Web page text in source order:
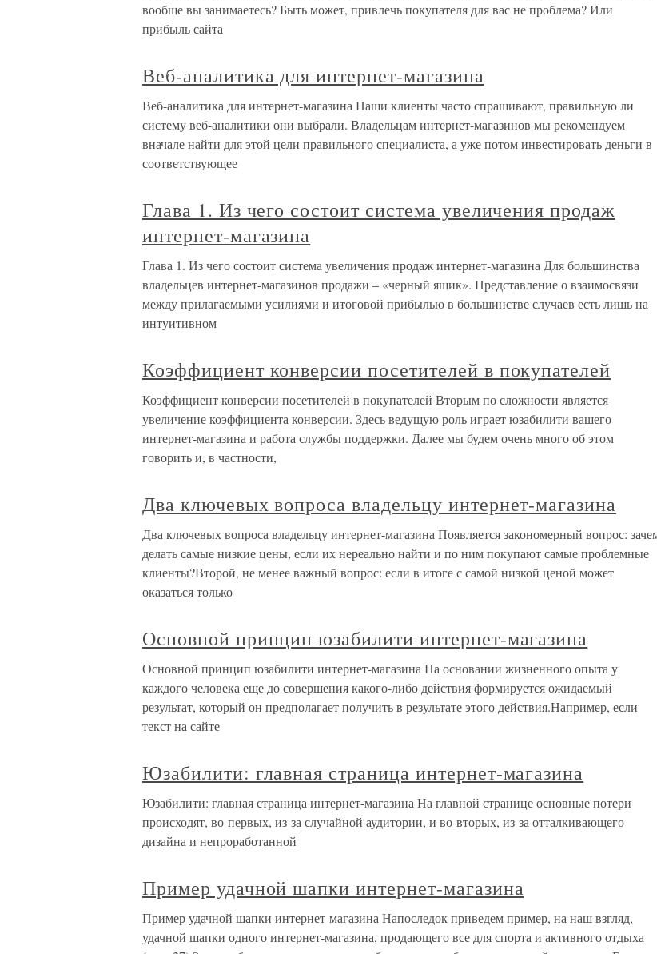
вообще вы занимаетесь? Быть может, привлечь покупателя для вас не проблема? Или
прибыль сайта
Веб-аналитика для интернет-магазина
Веб-аналитика для интернет-магазина Наши клиенты часто спрашивают, правильную ли
систему веб-аналитики они выбрали. Владельцам интернет-магазинов мы рекомендуем
вначале найти для этой цели правильного специалиста, а уже потом инвестировать деньги в
соответствующее
Глава 1. Из чего состоит система увеличения продаж
интернет-магазина
Глава 1. Из чего состоит система увеличения продаж интернет-магазина Для большинства
владельцев интернет-магазинов продажи – «черный ящик». Представление о взаимосвязи
между прилагаемыми усилиями и итоговой прибылью в большинстве случаев есть лишь на
интуитивном
Коэффициент конверсии посетителей в покупателей
Коэффициент конверсии посетителей в покупателей Вторым по сложности является
увеличение коэффициента конверсии. Здесь ведущую роль играет юзабилити вашего
интернет-магазина и работа службы поддержки. Далее мы будем очень много об этом
говорить и, в частности,
Два ключевых вопроса владельцу интернет-магазина
Два ключевых вопроса владельцу интернет-магазина Появляется закономерный вопрос:
делать самые низкие цены, если их нереально найти и по ним покупают самые проблемные
клиенты?Второй, не менее важный вопрос: если в итоге с самой низкой ценой может
оказаться только
Основной принцип юзабилити интернет-магазина
Основной принцип юзабилити интернет-магазина На основании жизненного опыта у
каждого человека еще до совершения какого-либо действия формируется ожидаемый
результат, который он предполагает получить в результате этого действия.Например, если
текст на сайте
Юзабилити: главная страница интернет-магазина
Юзабилити: главная страница интернет-магазина На главной странице основные потери
происходят, во-первых, из-за случайной аудитории, и во-вторых, из-за отталкивающего
дизайна и непроработанной
Пример удачной шапки интернет-магазина
Пример удачной шапки интернет-магазина Напоследок приведем пример, на наш взгляд,
удачной шапки одного интернет-магазина, продающего все для спорта и активного отдыха